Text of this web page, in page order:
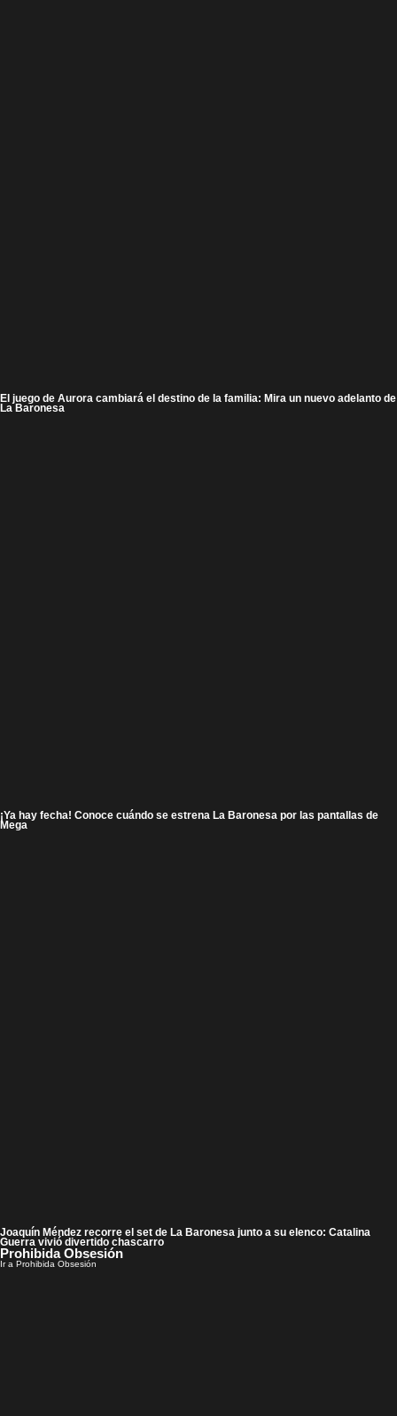
El juego de Aurora cambiará el destino de la familia: Mira un nuevo adelanto de
La Baronesa
¡Ya hay fecha! Conoce cuándo se estrena La Baronesa por las pantallas de
Mega
Joaquín Méndez recorre el set de La Baronesa junto a su elenco: Catalina
Guerra vivió divertido chascarro
Prohibida Obsesión
Ir a Prohibida Obsesión